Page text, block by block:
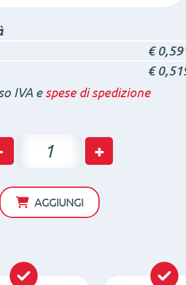
€
€
IVA e spese di spedizione
Magnete
ad
Anello
d22
+
AGGIUNGI